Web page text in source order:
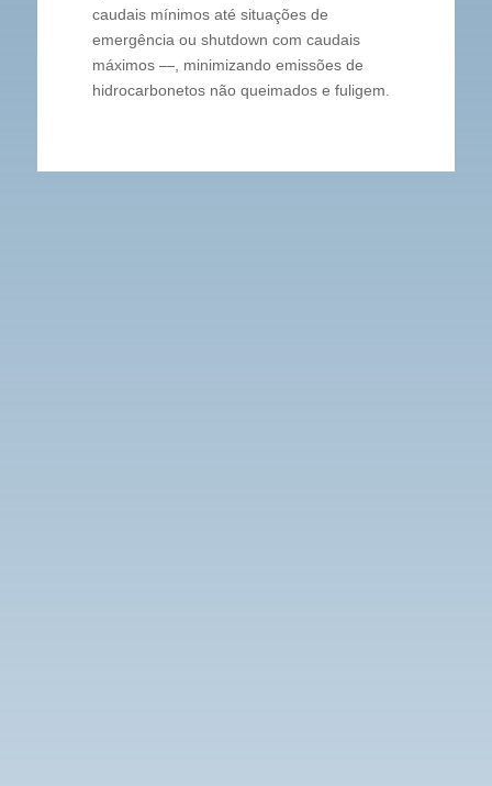
caudais mínimos até situações de
emergência ou shutdown com caudais
máximos —, minimizando emissões de
hidrocarbonetos não queimados e fuligem.